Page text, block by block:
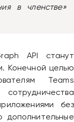
в членстве»
API станут
Конечной целью
Teams
без
дополнительные